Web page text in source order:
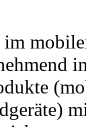
im